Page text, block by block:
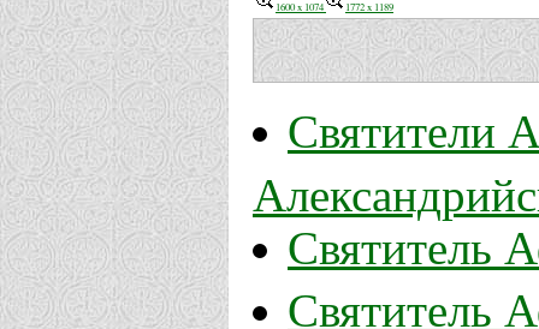
1600 x 1074 1772 x 1189
Святители
Святитель
Святитель